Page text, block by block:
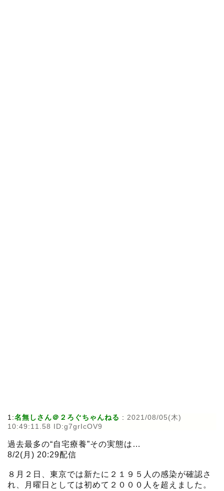
1:名無しさん＠２ろぐちゃんねる : 2021/08/05(木)
10:49:11.58 ID:g7grIcOV9
過去最多の“自宅療養”その実態は…
8/2(月) 20:29配信
８月２日、東京では新たに２１９５人の感染が確認さ
れ、月曜日としては初めて２０００人を超えました。